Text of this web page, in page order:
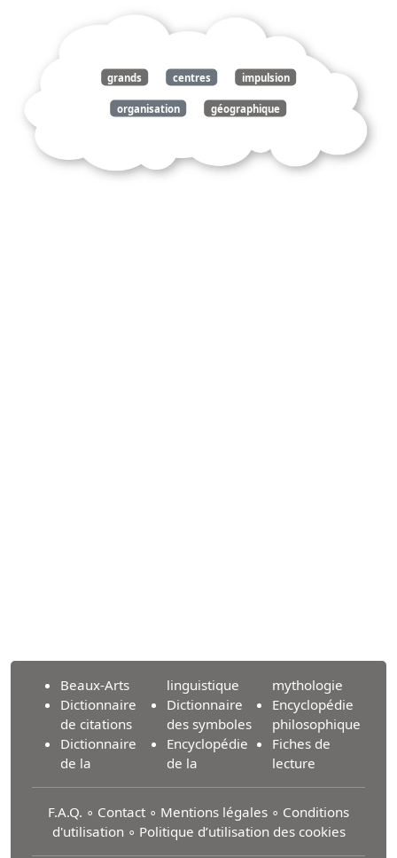
grands centres impulsion
organisation géographique
Beaux-Arts
Dictionnaire
de citations
Dictionnaire
de la
linguistique
Dictionnaire
des symboles
Encyclopédie
de la
mythologie
Encyclopédie
philosophique
Fiches de
lecture
F.A.Q. ∘ Contact ∘ Mentions légales ∘ Conditions
d'utilisation ∘ Politique d’utilisation des cookies